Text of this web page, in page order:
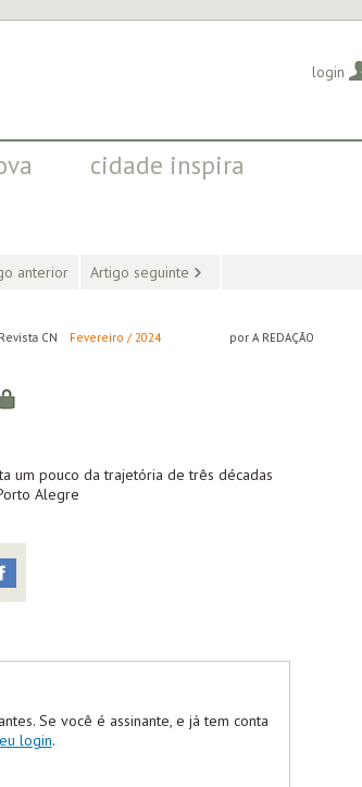
cidade inspira
login
anterior Artigo seguinte
Revista CN Fevereiro / 2024 por A REDAÇÃO
um pouco da trajetória de três décadas
Alegre
Se você é assinante, e já tem conta
login.